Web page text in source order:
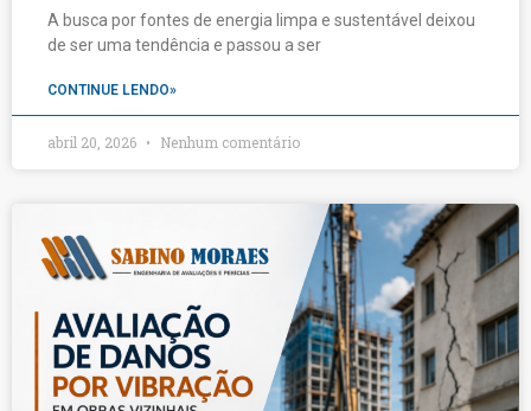
A busca por fontes de energia limpa e sustentável deixou
de ser uma tendência e passou a ser
CONTINUE LENDO»
abril 20, 2026 Nenhum comentário